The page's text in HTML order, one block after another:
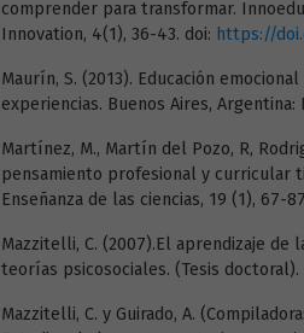
comprender para transformar.
Innovation, 4(1), 36-43. doi: https://
Maurín, S. (2013). Educación
experiencias. Buenos Aires, Argentina:
Martínez, M., Martín del Pozo, R,
pensamiento profesional y curricular
Enseñanza de las ciencias, 19 (1), 67-
Mazzitelli, C. (2007).El aprendizaje
teorías psicosociales. (Tesis doctoral).
Mazzitelli, C. y Guirado, A.